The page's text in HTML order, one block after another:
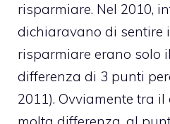
risparmiare. Nel 2010,
dichiaravano di sentire
risparmiare erano solo
differenza di 3 punti
2011). Ovviamente tra il